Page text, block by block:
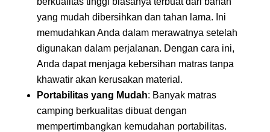
yang mudah dibersihkan dan tahan lama. Ini
memudahkan Anda dalam merawatnya setelah
digunakan dalam perjalanan. Dengan cara ini,
Anda dapat menjaga kebersihan matras tanpa
khawatir akan kerusakan material.
Portabilitas yang Mudah: Banyak matras
camping berkualitas dibuat dengan
mempertimbangkan kemudahan portabilitas.